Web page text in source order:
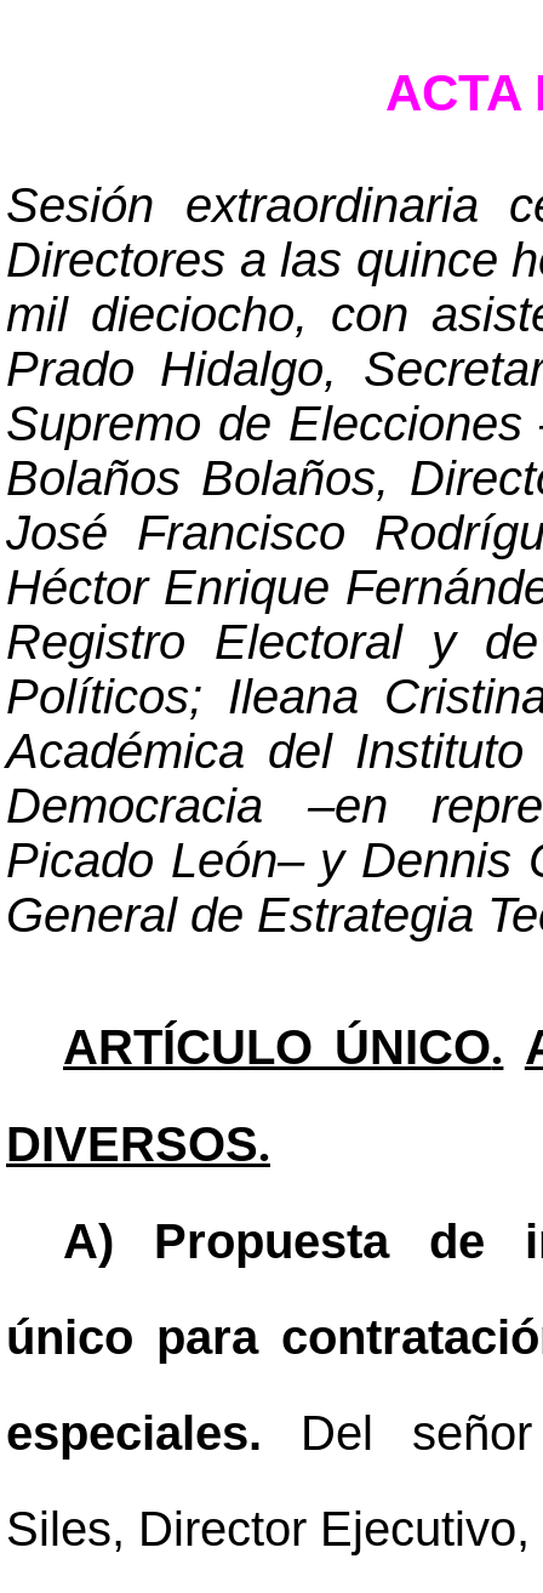
ACTA
Sesión extraordinaria
Directores a las quince
mil dieciocho, con
Prado Hidalgo,
Supremo de Elecciones
Bolaños Bolaños,
José Francisco
Héctor Enrique
Registro Electoral y
Políticos; Ileana
Académica del
Democracia–en
Picado León–y Dennis
General de Estrategia
ARTÍCULO ÚNICO.
DIVERSOS.
A) Propuesta de
único para
especiales. Del
Siles, Director